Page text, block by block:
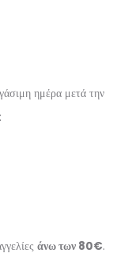
ημέρα μετά την
άνω των 80€.